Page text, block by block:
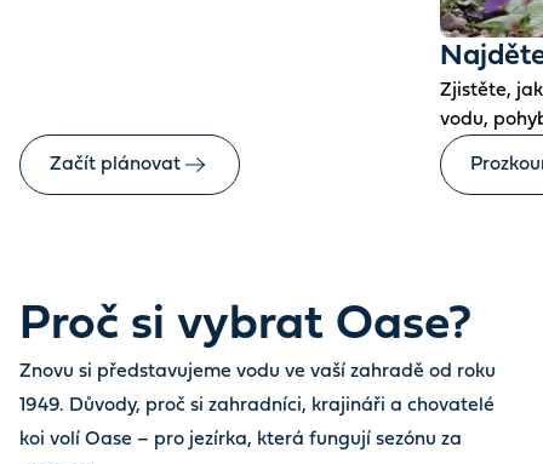
Začít plánovat
Zjistěte,
vodu,
Proč si vybrat Oase?
Znovu si představujeme vodu ve vaší zahradě od roku
1949. Důvody, proč si zahradníci, krajináři a chovatelé
koi volí Oase – pro jezírka, která fungují sezónu za